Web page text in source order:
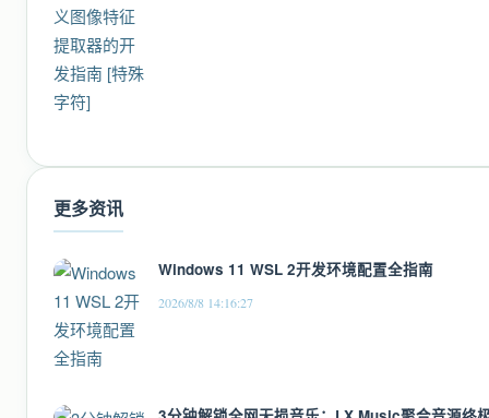
更多资讯
Windows 11 WSL 2开发环境配置全指南
2026/8/8 14:16:27